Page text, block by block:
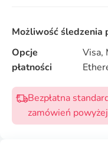
Możliwość śledzenia
Opcje
płatności
Visa,
Bezpłatna
zamówień